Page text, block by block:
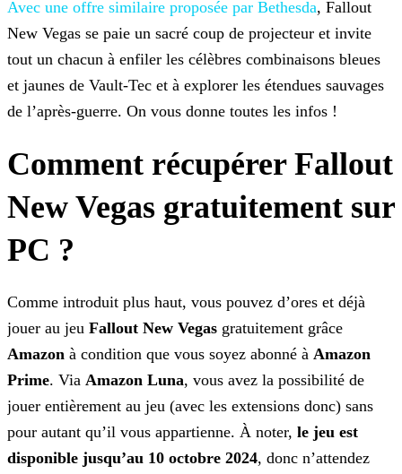
Avec une offre similaire proposée par Bethesda, Fallout
New Vegas se paie un sacré coup de projecteur et invite
tout un chacun à enfiler les célèbres combinaisons bleues
et jaunes de Vault-Tec et à explorer les étendues sauvages
de l’après-guerre. On vous donne toutes les infos !
Comment récupérer Fallout
New Vegas gratuitement sur
PC ?
Comme introduit plus haut, vous pouvez d’ores et déjà
jouer au jeu Fallout New Vegas gratuitement grâce
Amazon à condition que vous soyez abonné à Amazon
Prime. Via Amazon Luna, vous avez la possibilité de
jouer entièrement au jeu (avec les extensions donc) sans
pour autant qu’il vous appartienne. À noter, le jeu est
disponible jusqu’au 10 octobre 2024, donc n’attendez